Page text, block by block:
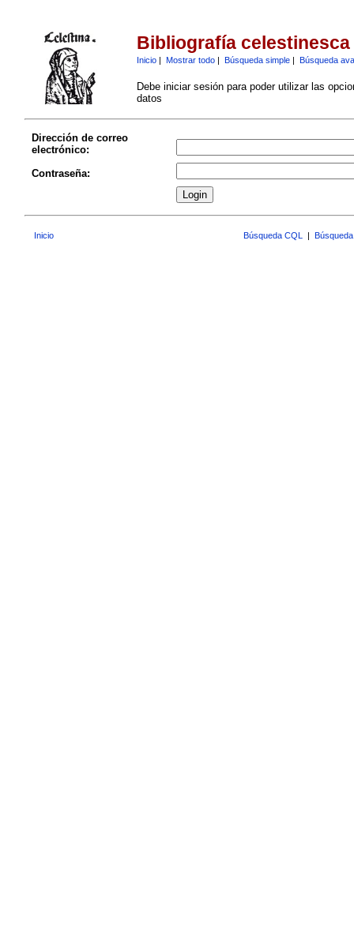
Bibliografía celestinesca
Inicio| Mostrar todo| Búsqueda simple| Búsqueda
Debe iniciar sesión para poder utilizar las
datos
Dirección de correo
electrónico:
Contraseña:
Inicio Búsqueda CQL |